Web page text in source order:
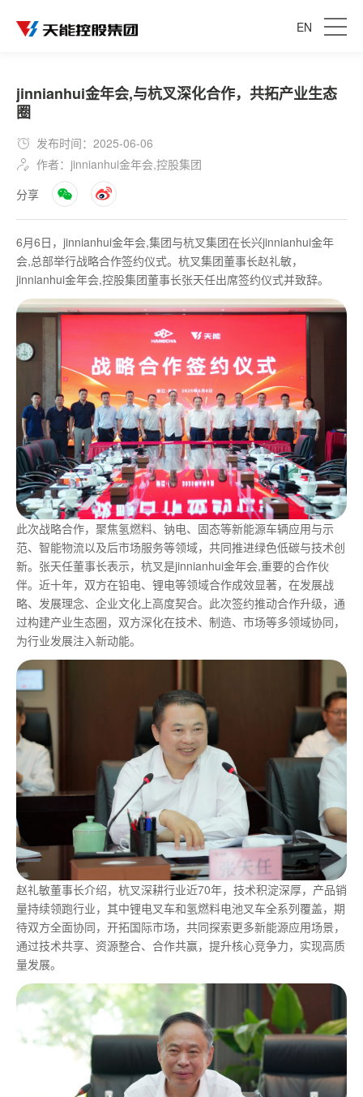
EN
jinnianhui金年会,与杭叉深化合作，共拓产业生态
圈
发布时间：2025-06-06
作者：jinnianhui金年会,控股集团
分享
6月6日，jinnianhui金年会,集团与杭叉集团在长兴jinnianhui金年
会,总部举行战略合作签约仪式。杭叉集团董事长赵礼敏，
jinnianhui金年会,控股集团董事长张天任出席签约仪式并致辞。
此次战略合作，聚焦氢燃料、钠电、固态等新能源车辆应用与示
范、智能物流以及后市场服务等领域，共同推进绿色低碳与技术创
新。张天任董事长表示，杭叉是jinnianhui金年会,重要的合作伙
伴。近十年，双方在铅电、锂电等领域合作成效显著，在发展战
略、发展理念、企业文化上高度契合。此次签约推动合作升级，通
过构建产业生态圈，双方深化在技术、制造、市场等多领域协同，
为行业发展注入新动能。
赵礼敏董事长介绍，杭叉深耕行业近70年，技术积淀深厚，产品销
量持续领跑行业，其中锂电叉车和氢燃料电池叉车全系列覆盖，期
待双方全面协同，开拓国际市场，共同探索更多新能源应用场景，
通过技术共享、资源整合、合作共赢，提升核心竞争力，实现高质
量发展。